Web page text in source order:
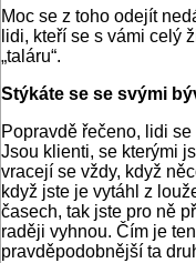
Moc se z toho odejít
lidi, kteří se s vámi celý
„taláru“.
Stýkáte se se svými
Popravdě řečeno, lidi
Jsou klienti, se kterými
vracejí se vždy, když
když jste je vytáhl z
časech, tak jste pro ně
raději vyhnou. Čím je
pravděpodobnější ta